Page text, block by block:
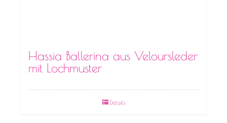
Hassia Ballerina aus Veloursleder
mit Lochmuster
Details